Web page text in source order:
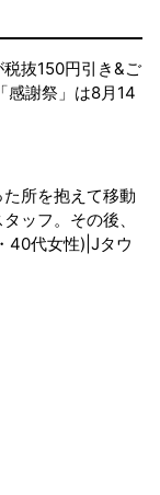
税抜150円引き&ご
感謝祭」は8月14
所を抱えて移動
ッフ。その後、
40代女性)|Jタウ